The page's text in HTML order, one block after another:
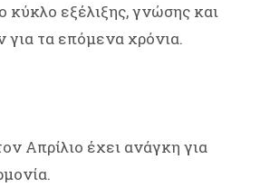
κύκλο εξέλιξης, γνώσης και
τα επόμενα χρόνια.
Απρίλιο έχει ανάγκη για